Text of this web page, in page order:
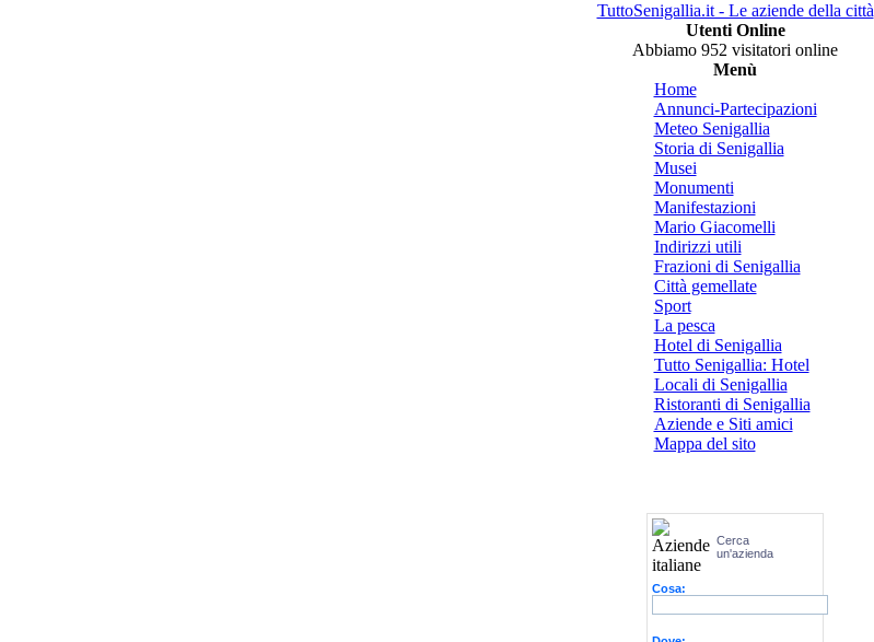
TuttoSenigallia.it - Le aziende della città
Utenti Online
Abbiamo 952 visitatori online
Menù
Home
Annunci-Partecipazioni
Meteo Senigallia
Storia di Senigallia
Musei
Monumenti
Manifestazioni
Mario Giacomelli
Indirizzi utili
Frazioni di Senigallia
Città gemellate
Sport
La pesca
Hotel di Senigallia
Tutto Senigallia: Hotel
Locali di Senigallia
Ristoranti di Senigallia
Aziende e Siti amici
Mappa del sito
Cerca
un'azienda
Cosa: